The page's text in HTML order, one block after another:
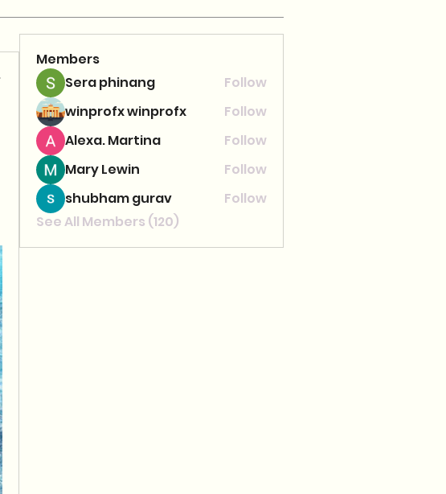
Members
Sera phinang
Follow
winprofx winprofx
Follow
Alexa. Martina
Follow
Mary Lewin
Follow
shubham gurav
Follow
See All Members (120)